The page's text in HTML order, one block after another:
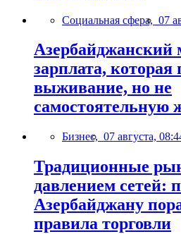
Социальная сфера, 07
зарплата,
выживание, но не
самостоятельную
Бизнес, 07 августа,
Традиционные
давлением сетей:
Азербайджану
правила торговли